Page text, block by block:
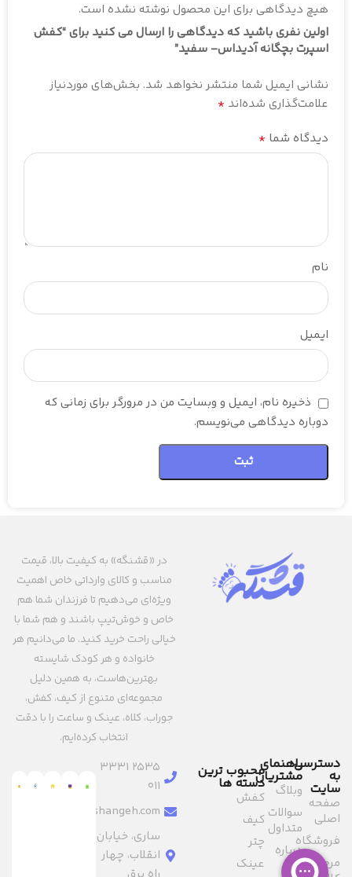
هیچ دیدگاهی برای این محصول نوشته نشده است.
اولین نفری باشید که دیدگاهی را ارسال می کنید برای “کفش
اسپرت بچگانه آدیداس- سفید”
نشانی ایمیل شما منتشر نخواهد شد. بخش‌های موردنیاز
علامت‌گذاری شده‌اند *
دیدگاه شما *
نام
ایمیل
ذخیره نام، ایمیل و وبسایت من در مرورگر برای زمانی که
دوباره دیدگاهی می‌نویسم.
در «قشنگه» به کیفیت بالا، قیمت
مناسب و کالای وارداتی خاص اهمیت
ویژه‌ای می‌دهیم تا فرزندان شما هم
خاص و خوش‌تیپ باشند و هم شما با
خیالی راحت خرید کنید. ما می‌دانیم هر
خانواده و هر کودک شایسته
بهترین‌هاست، به همین دلیل
مجموعه‌ای متنوع از کیف، کفش،
جوراب، کلاه، عینک و ساعت را با دقت
انتخاب کرده‌ایم.
دسترسی
به
سایت
صفحه
اصلی
فروشگاه
مرجوعی
راهنمای
مشتریان
وبلاگ
سوالات
متداول
درباره
ما
محبوب ترین
دسته ها
کفش
کیف
چتر
عینک
2535 3331
011
info@ghashangeh.com
ساری، خیابان
انقلاب، چهار